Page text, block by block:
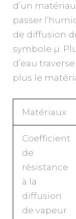
d’un
passer
de diffusion
symbole µ.
d’eau
plus le
Matériaux
Coefficient
de
résistance
à la
diffusion
de vapeur